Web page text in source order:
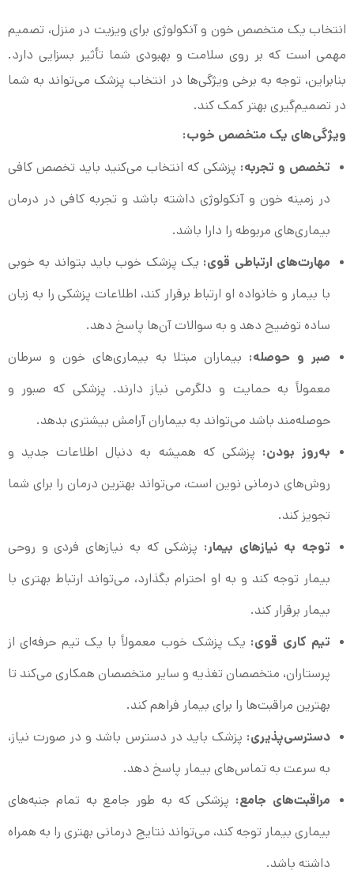
انتخاب یک متخصص خون و آنکولوژی برای ویزیت در منزل، تصمیم
مهمی است که بر روی سلامت و بهبودی شما تأثیر بسزایی دارد.
بنابراین، توجه به برخی ویژگی‌ها در انتخاب پزشک می‌تواند به شما
در تصمیم‌گیری بهتر کمک کند.
ویژگی‌های یک متخصص خوب:
تخصص و تجربه:پزشکی که انتخاب می‌کنید باید تخصص کافی
در زمینه خون و آنکولوژی داشته باشد و تجربه کافی در درمان
بیماری‌های مربوطه را دارا باشد.
مهارت‌های ارتباطی قوی:یک پزشک خوب باید بتواند به خوبی
با بیمار و خانواده او ارتباط برقرار کند، اطلاعات پزشکی را به زبان
ساده توضیح دهد و به سوالات آن‌ها پاسخ دهد.
صبر و حوصله:بیماران مبتلا به بیماری‌های خون و سرطان
معمولاً به حمایت و دلگرمی نیاز دارند. پزشکی که صبور و
حوصله‌مند باشد می‌تواند به بیماران آرامش بیشتری بدهد.
به‌روز بودن:پزشکی که همیشه به دنبال اطلاعات جدید و
روش‌های درمانی نوین است، می‌تواند بهترین درمان را برای شما
تجویز کند.
توجه به نیازهای بیمار:پزشکی که به نیازهای فردی و روحی
بیمار توجه کند و به او احترام بگذارد، می‌تواند ارتباط بهتری با
بیمار برقرار کند.
تیم کاری قوی:یک پزشک خوب معمولاً با یک تیم حرفه‌ای از
پرستاران، متخصصان تغذیه و سایر متخصصان همکاری می‌کند تا
بهترین مراقبت‌ها را برای بیمار فراهم کند.
دسترسی‌پذیری:پزشک باید در دسترس باشد و در صورت نیاز،
به سرعت به تماس‌های بیمار پاسخ دهد.
مراقبت‌های جامع:پزشکی که به طور جامع به تمام جنبه‌های
بیماری بیمار توجه کند، می‌تواند نتایج درمانی بهتری را به همراه
داشته باشد.